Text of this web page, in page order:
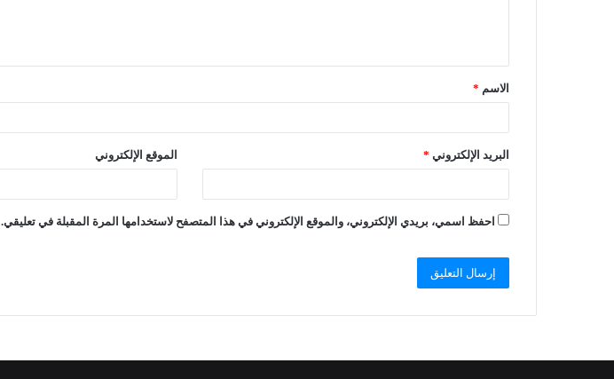
الاسم *
البريد الإلكتروني * الموقع الإلكتروني
احفظ اسمي، بريدي الإلكتروني، والموقع الإلكتروني في هذا المتصفح لاستخدامها المرة المقبلة في تعليقي.